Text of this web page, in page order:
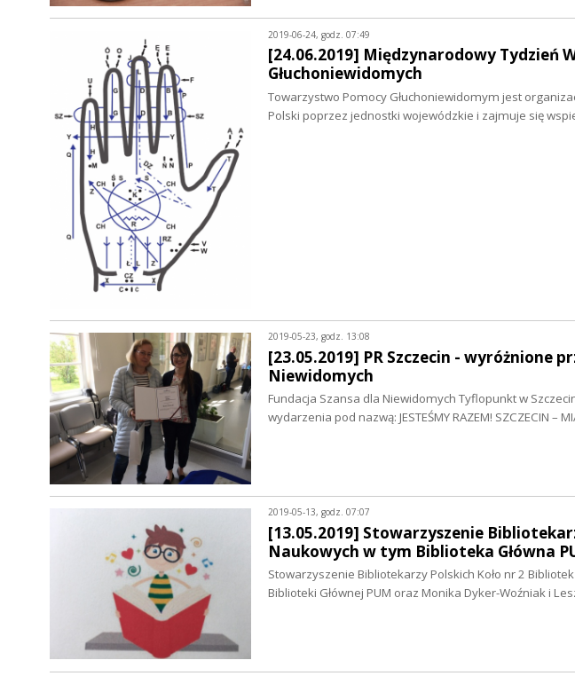
2019-06-24, godz. 07:49
[24.06.2019] Międzynarodowy Tydzień
Głuchoniewidomych
Towarzystwo Pomocy Głuchoniewidomym jest
Polski poprzez jednostki wojewódzkie i zajmuje się
2019-05-23, godz. 13:08
[23.05.2019] PR Szczecin - wyróżnione
Niewidomych
Fundacja Szansa dla Niewidomych Tyflopunkt w
wydarzenia pod nazwą: JESTEŚMY RAZEM! SZCZECIN –
2019-05-13, godz. 07:07
[13.05.2019] Stowarzyszenie
Naukowych w tym Biblioteka Główna
Stowarzyszenie Bibliotekarzy Polskich Koło nr 2
Biblioteki Głównej PUM oraz Monika Dyker-Woźniak i